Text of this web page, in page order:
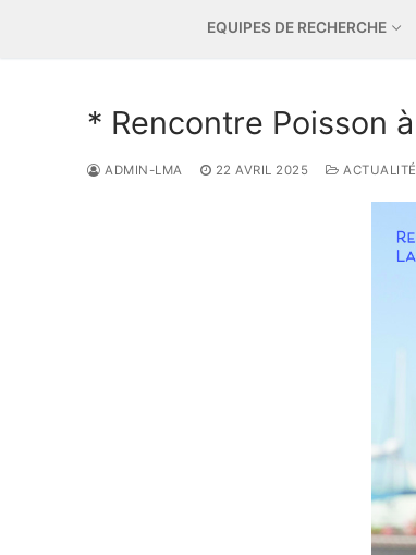
EQUIPES DE RECHERCHE
* Rencontre Poisson
ADMIN-LMA 22 AVRIL 2025